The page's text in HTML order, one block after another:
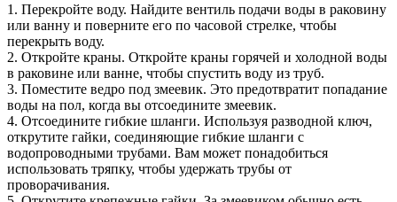
1. Перекройте воду. Найдите вентиль подачи воды в раковину
или ванну и поверните его по часовой стрелке, чтобы
перекрыть воду.
2. Откройте краны. Откройте краны горячей и холодной воды
в раковине или ванне, чтобы спустить воду из труб.
3. Поместите ведро под змеевик. Это предотвратит попадание
воды на пол, когда вы отсоедините змеевик.
4. Отсоедините гибкие шланги. Используя разводной ключ,
открутите гайки, соединяющие гибкие шланги с
водопроводными трубами. Вам может понадобиться
использовать тряпку, чтобы удержать трубы от
проворачивания.